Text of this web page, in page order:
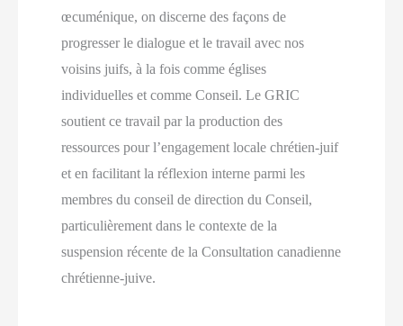
œcuménique, on discerne des façons de
progresser le dialogue et le travail avec nos
voisins juifs, à la fois comme églises
individuelles et comme Conseil. Le GRIC
soutient ce travail par la production des
ressources pour l’engagement locale chrétien-juif
et en facilitant la réflexion interne parmi les
membres du conseil de direction du Conseil,
particulièrement dans le contexte de la
suspension récente de la Consultation canadienne
chrétienne-juive.